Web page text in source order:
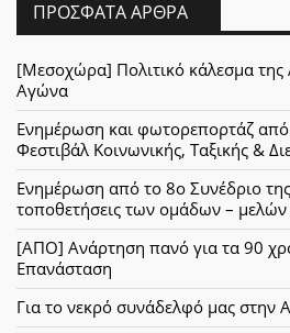
ΠΡΌΣΦΑΤΑ ΆΡΘΡΑ
[Μεσοχώρα] Πολιτικό κάλεσμα
Αγώνα
Ενημέρωση και φωτορεπορτάζ από
Φεστιβάλ Κοινωνικής, Ταξικής &
Ενημέρωση από το 8ο Συνέδριο
τοποθετήσεις των ομάδων – μελών
[ΑΠΟ] Ανάρτηση πανό για τα 90
Επανάσταση
Για το νεκρό συνάδελφό μας στην